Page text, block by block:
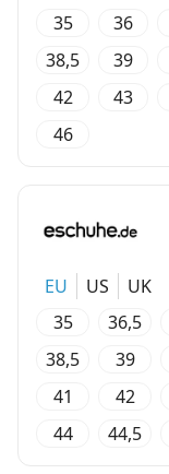
35
36
38,5
39
42
43
46
EU US
UK
35
36,5
38,5
39
41
42
44
44,5